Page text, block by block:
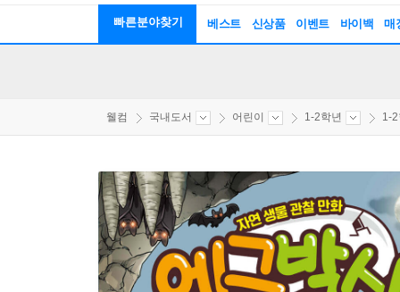
빠른분야찾기 베스트 신상품 이벤트 바이백 매
웰컴 국내도서 어린이 1-2학년 1-